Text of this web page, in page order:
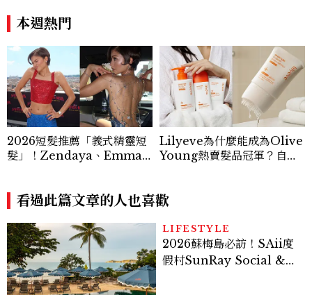
怎麼做
本週熱門
2026短髮推薦「義式精靈短
髮」！Zendaya、Emma
Lilyeve為什麼能成為Olive
Young熱賣髮品冠軍？自帶
看過此篇文章的人也喜歡
LIFESTYLE
2026蘇梅島必訪！SAii度
假村SunRay Social &